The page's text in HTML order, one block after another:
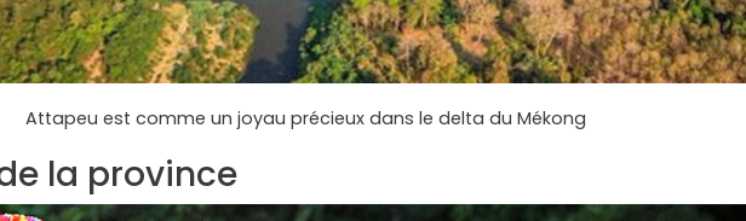
Attapeu est comme un joyau précieux dans le delta du Mékong
la province